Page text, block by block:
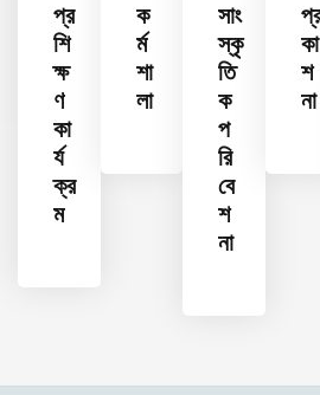
প্র
শি
ক্ষ
ণ
কা
র্য
ক্র
ম
ক
র্ম
শা
লা
সাং
স্কৃ
তি
ক
প
রি
বে
শ
না
কা
শ
না